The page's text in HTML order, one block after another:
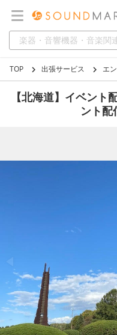
TOP 出張サービス エ
【北海道】イベン
ント配